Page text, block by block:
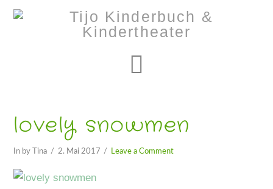
lovely snowmen
In by Tina 2. Mai 2017 Leave a Comment